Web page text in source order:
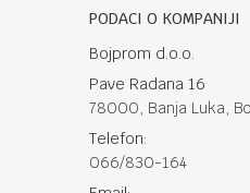
POŠALJI
PODACI O KOMPANIJI
Bojprom d.o.o.
Pave Radana 16
78000, Banja Luka,
Telefon:
066/830-164